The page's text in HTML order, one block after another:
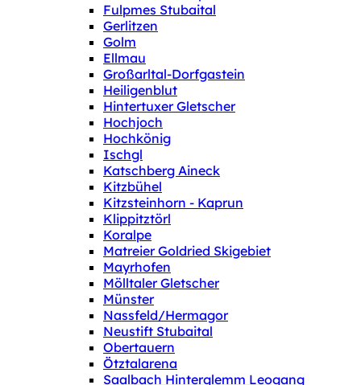
Fulpmes Stubaital
Gerlitzen
Golm
Ellmau
Großarltal-Dorfgastein
Heiligenblut
Hintertuxer Gletscher
Hochjoch
Hochkönig
Ischgl
Katschberg Aineck
Kitzbühel
Kitzsteinhorn - Kaprun
Klippitztörl
Koralpe
Matreier Goldried Skigebiet
Mayrhofen
Mölltaler Gletscher
Münster
Nassfeld/Hermagor
Neustift Stubaital
Obertauern
Ötztalarena
Saalbach Hinterglemm Leogang